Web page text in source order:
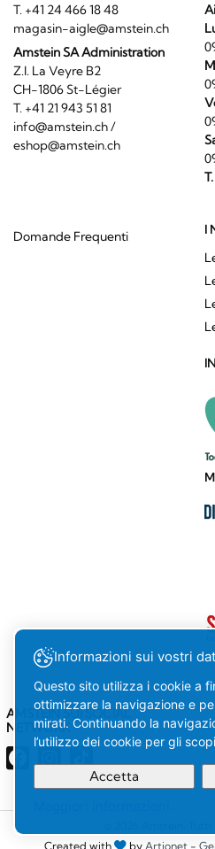
T. +41 24 466 18 48
magasin-aigle@amstein.ch
Amstein SA Administration
Z.I. La Veyre B2
CH-1806 St-Légier
T. +41 21 943 51 81
info@amstein.ch/
eshop@amstein.ch
Domande Frequenti I
AMSTEIN SUI SOCIAL
NETWORK
Created with
by Artionet -
Informazioni sui vostri
Questo sito utilizza i cookie a
ottimizzare la navigazione e
mirati. Continuando la
l’utilizzo dei cookie per gli
Accetta